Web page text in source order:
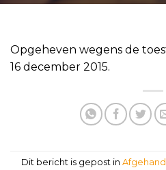
Opgeheven wegens de
16 december 2015.
Dit bericht is gepost in